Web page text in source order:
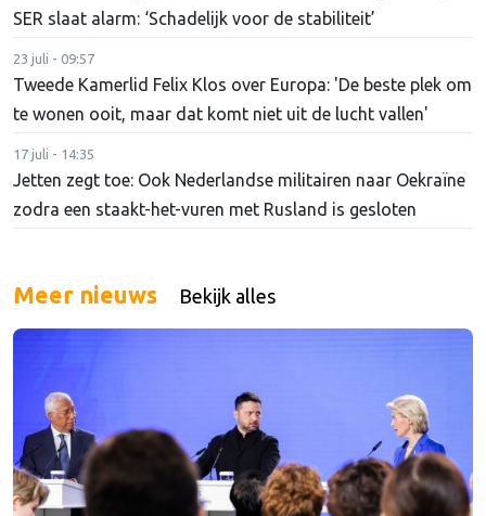
SER slaat alarm: ‘Schadelijk voor de stabiliteit’
23 juli - 09:57
Tweede Kamerlid Felix Klos over Europa: 'De beste plek om
te wonen ooit, maar dat komt niet uit de lucht vallen'
17 juli - 14:35
Jetten zegt toe: Ook Nederlandse militairen naar Oekraïne
zodra een staakt-het-vuren met Rusland is gesloten
Meer nieuws Bekijk alles